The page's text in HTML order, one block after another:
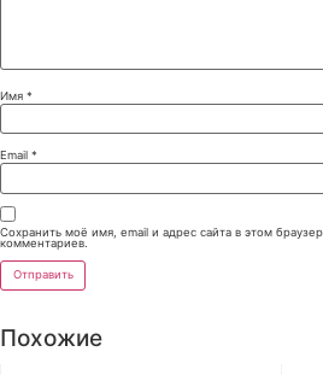
Имя *
Email *
Сохранить моё имя, email и адрес сайта в этом
комментариев.
Похожие